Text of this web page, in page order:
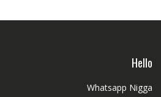
Hello
Whatsapp Nigga